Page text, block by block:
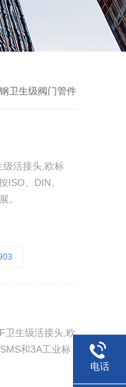
卫生级阀门管件
活接头,欧标
ISO、DIN、
。
卫生级活接头,欧
和3A工业标
电话